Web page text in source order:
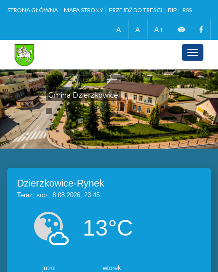
STRONA GŁÓWNA MAPA STRONY PRZEJDŹ DO TREŚCI BIP RSS
-A A A+ Zmień
wersję
Toggle
Gmina Dzierzkowice